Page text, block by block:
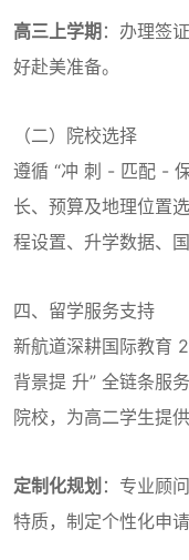
高三上学期 ：办理签
好赴美准备。
（二）院校选择
遵循 “冲 刺 - 匹配 -
长、预算及地理位置
程设置、升学数据、
四、留学服务支持
新航道深耕国际教育
背景提 升” 全链条服
院校，为高二学生提
定制化规划 ：专业顾
特质，制定个性化申